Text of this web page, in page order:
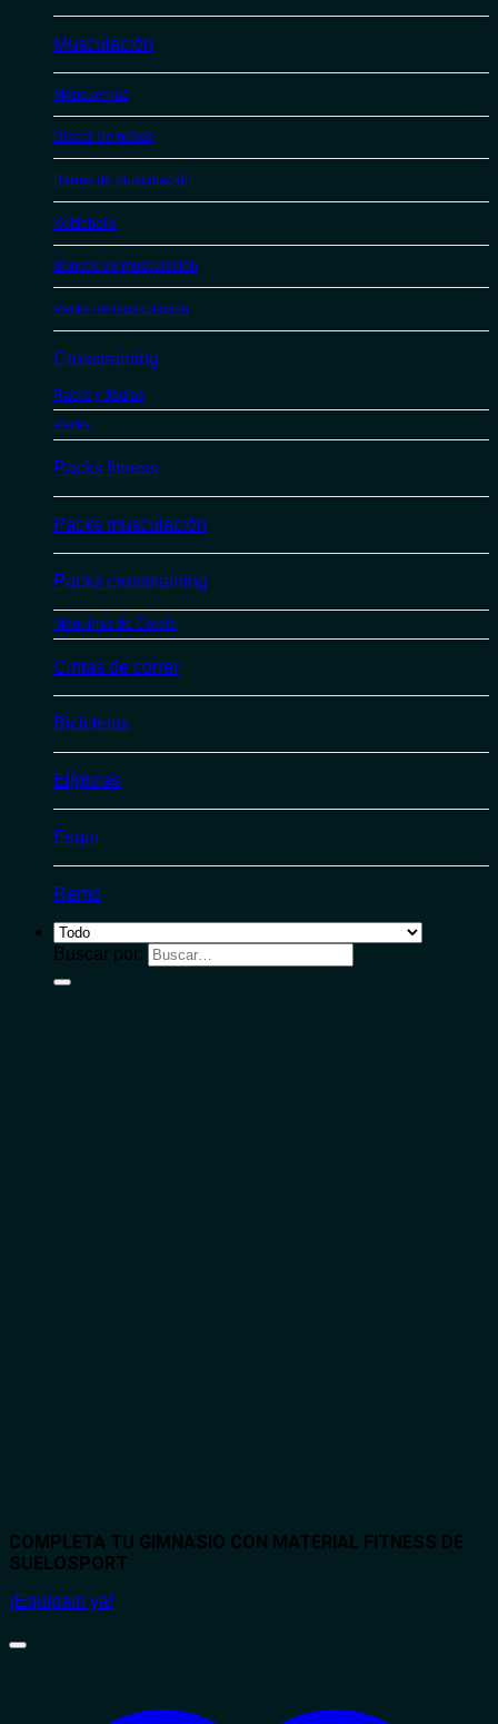
Musculación
Mancuernas
Discos de pesas
Barras de musculación
Kettlebells
Bancos de musculación
Packs de musculación
Crosstraining
Racks y Jaulas
Packs
Packs fitness
Packs musculación
Packs crosstraining
Máquinas de Cardio
Cintas de correr
Bicicletas
Elípticas
Esquí
Remo
Buscar por:
COMPLETA TU GIMNASIO CON MATERIAL FITNESS DE
SUELOSPORT
¡Equípalo ya!